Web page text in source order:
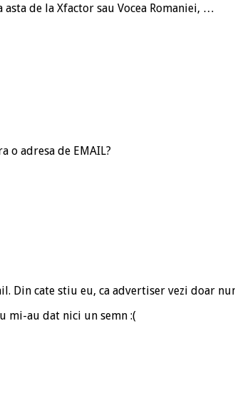
de la Xfactor sau Vocea Romaniei, …
o adresa de EMAIL?
Din cate stiu eu, ca advertiser vezi doar
mi-au dat nici un semn :(